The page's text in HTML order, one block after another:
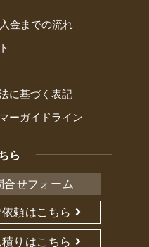
金までの流れ
に基づく表記
ーガイドライン
ら
合せフォーム
頼はこちら
りはこちら